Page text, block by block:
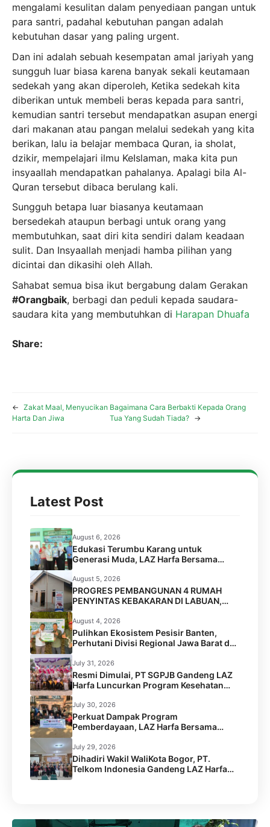
mengalami kesulitan dalam penyediaan pangan untuk
para santri, padahal kebutuhan pangan adalah
kebutuhan dasar yang paling urgent.
Dan ini adalah sebuah kesempatan amal jariyah yang
sungguh luar biasa karena banyak sekali keutamaan
sedekah yang akan diperoleh, Ketika sedekah kita
diberikan untuk membeli beras kepada para santri,
kemudian santri tersebut mendapatkan asupan energi
dari makanan atau pangan melalui sedekah yang kita
berikan, lalu ia belajar membaca Quran, ia sholat,
dzikir, mempelajari ilmu KeIslaman, maka kita pun
insyaallah mendapatkan pahalanya. Apalagi bila Al-
Quran tersebut dibaca berulang kali.
Sungguh betapa luar biasanya keutamaan
bersedekah ataupun berbagi untuk orang yang
membutuhkan, saat diri kita sendiri dalam keadaan
sulit. Dan Insyaallah menjadi hamba pilihan yang
dicintai dan dikasihi oleh Allah.
Sahabat semua bisa ikut bergabung dalam Gerakan
#Orangbaik, berbagi dan peduli kepada saudara-
saudara kita yang membutuhkan di Harapan Dhuafa
Share:
← Zakat Maal, Menyucikan
Harta Dan Jiwa
Bagaimana Cara Berbakti Kepada Orang
Tua Yang Sudah Tiada?
→
Latest Post
August 6, 2026
Edukasi Terumbu Karang untuk
Generasi Muda, LAZ Harfa Bersama
FPTK Banten & Squad Pulau Merak Besar
Gelar Coral Reef Goes to School di SMPN
6 Kota Cilegon
August 5, 2026
PROGRES PEMBANGUNAN 4 RUMAH
PENYINTAS KEBAKARAN DI LABUAN,
PANDEGLANG
August 4, 2026
Pulihkan Ekosistem Pesisir Banten,
Perhutani Divisi Regional Jawa Barat dan
Banten Salurkan Bantuan 1.000 Bibit
Pohon Mangrove melalui LAZ Harfa
July 31, 2026
Resmi Dimulai, PT SGPJB Gandeng LAZ
Harfa Luncurkan Program Kesehatan
SEGA KEBUL di 2 Desa Kabupaten
Serang
July 30, 2026
Perkuat Dampak Program
Pemberdayaan, LAZ Harfa Bersama
Caritas Australia dan Australian Aid
Gelar Capacity Building Staf
July 29, 2026
Dihadiri Wakil WaliKota Bogor, PT.
Telkom Indonesia Gandeng LAZ Harfa
Gelar Kick Off Meeting Program